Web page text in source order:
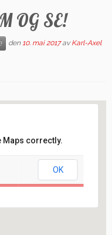
OG SE!
den 10. mai 2017 avKarl-Axel
Maps correctly.
OK